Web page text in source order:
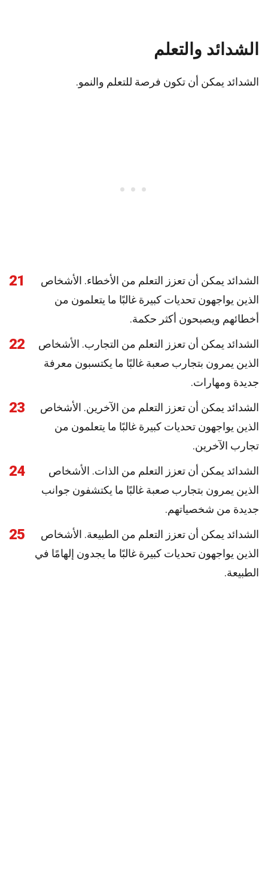
الشدائد والتعلم
الشدائد يمكن أن تكون فرصة للتعلم والنمو.
21
الشدائد يمكن أن تعزز التعلم من الأخطاء. الأشخاص
الذين يواجهون تحديات كبيرة غالبًا ما يتعلمون من
أخطائهم ويصبحون أكثر حكمة.
22
الشدائد يمكن أن تعزز التعلم من التجارب. الأشخاص
الذين يمرون بتجارب صعبة غالبًا ما يكتسبون معرفة
جديدة ومهارات.
23
الشدائد يمكن أن تعزز التعلم من الآخرين. الأشخاص
الذين يواجهون تحديات كبيرة غالبًا ما يتعلمون من
تجارب الآخرين.
24
الشدائد يمكن أن تعزز التعلم من الذات. الأشخاص
الذين يمرون بتجارب صعبة غالبًا ما يكتشفون جوانب
جديدة من شخصياتهم.
25
الشدائد يمكن أن تعزز التعلم من الطبيعة. الأشخاص
الذين يواجهون تحديات كبيرة غالبًا ما يجدون إلهامًا في
الطبيعة.